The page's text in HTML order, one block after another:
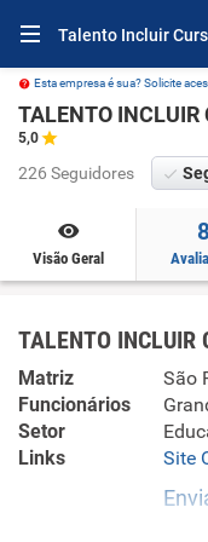
Talento Incluir
Esta empresa é sua? Solicite
TALENTO INCLUIR
5,0
226 Seguidores
Visão Geral
8
TALENTO INCLUIR
Matriz
São
Funcionários
Setor
Links
Site